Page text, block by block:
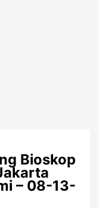
Bioskop
– 08-13-